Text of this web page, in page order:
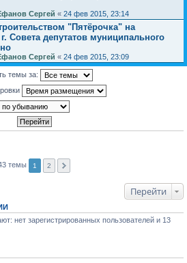
Сергей « 24 фев 2015, 23:14
"Пятёрочка" на
Совета депутатов муниципального
Сергей « 24 фев 2015, 23:09
темы за:
темы 1 2
Перейти
нет зарегистрированных пользователей и 13